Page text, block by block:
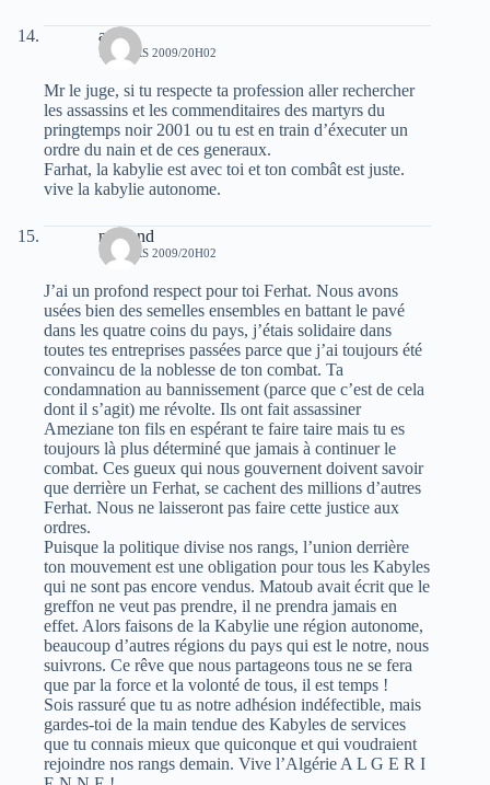
amar
17 MARS 2009/20H02
Mr le juge, si tu respecte ta profession aller rechercher
les assassins et les commenditaires des martyrs du
pringtemps noir 2001 ou tu est en train d’éxecuter un
ordre du nain et de ces generaux.
Farhat, la kabylie est avec toi et ton combât est juste.
vive la kabylie autonome.
muhand
17 MARS 2009/20H02
J’ai un profond respect pour toi Ferhat. Nous avons
usées bien des semelles ensembles en battant le pavé
dans les quatre coins du pays, j’étais solidaire dans
toutes tes entreprises passées parce que j’ai toujours été
convaincu de la noblesse de ton combat. Ta
condamnation au bannissement (parce que c’est de cela
dont il s’agit) me révolte. Ils ont fait assassiner
Ameziane ton fils en espérant te faire taire mais tu es
toujours là plus déterminé que jamais à continuer le
combat. Ces gueux qui nous gouvernent doivent savoir
que derrière un Ferhat, se cachent des millions d’autres
Ferhat. Nous ne laisseront pas faire cette justice aux
ordres.
Puisque la politique divise nos rangs, l’union derrière
ton mouvement est une obligation pour tous les Kabyles
qui ne sont pas encore vendus. Matoub avait écrit que le
greffon ne veut pas prendre, il ne prendra jamais en
effet. Alors faisons de la Kabylie une région autonome,
beaucoup d’autres régions du pays qui est le notre, nous
suivrons. Ce rêve que nous partageons tous ne se fera
que par la force et la volonté de tous, il est temps !
Sois rassuré que tu as notre adhésion indéfectible, mais
gardes-toi de la main tendue des Kabyles de services
que tu connais mieux que quiconque et qui voudraient
rejoindre nos rangs demain. Vive l’Algérie A L G E R I